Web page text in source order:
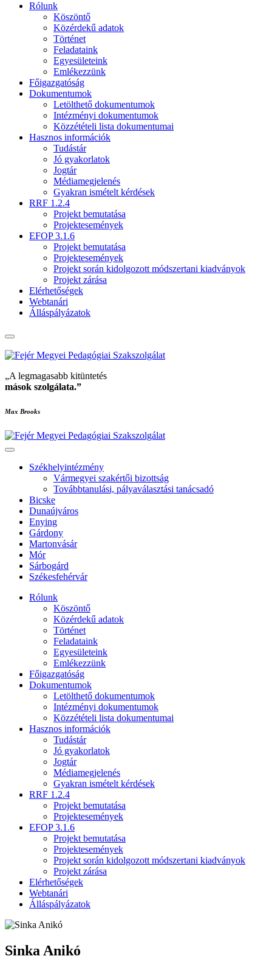
Rólunk
Köszöntő
Közérdekű adatok
Történet
Feladataink
Egyesületeink
Emlékezzünk
Főigazgatóság
Dokumentumok
Letölthető dokumentumok
Intézményi dokumentumok
Közzétételi lista dokumentumai
Hasznos információk
Tudástár
Jó gyakorlatok
Jogtár
Médiamegjelenés
Gyakran ismételt kérdések
RRF 1.2.4
Projekt bemutatása
Projektesemények
EFOP 3.1.6
Projekt bemutatása
Projektesemények
Projekt során kidolgozott módszertani kiadványok
Projekt zárása
Elérhetőségek
Webtanári
Álláspályázatok
„A legmagasabb kitüntetés
mások szolgálata.”
Max Brooks
Székhelyintézmény
Vármegyei szakértői bizottság
Továbbtanulási, pályaválasztási tanácsadó
Bicske
Dunaújváros
Enying
Gárdony
Martonvásár
Mór
Sárbogárd
Székesfehérvár
Rólunk
Köszöntő
Közérdekű adatok
Történet
Feladataink
Egyesületeink
Emlékezzünk
Főigazgatóság
Dokumentumok
Letölthető dokumentumok
Intézményi dokumentumok
Közzétételi lista dokumentumai
Hasznos információk
Tudástár
Jó gyakorlatok
Jogtár
Médiamegjelenés
Gyakran ismételt kérdések
RRF 1.2.4
Projekt bemutatása
Projektesemények
EFOP 3.1.6
Projekt bemutatása
Projektesemények
Projekt során kidolgozott módszertani kiadványok
Projekt zárása
Elérhetőségek
Webtanári
Álláspályázatok
Sinka Anikó